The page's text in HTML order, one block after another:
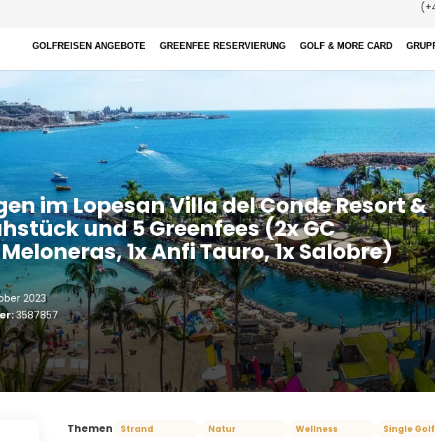
GOLFREISEN ANGEBOTE GREENFEE RESERVIERUNG GOLF & MORE CARD
im Lopesan Villa del Conde Resort &
und 5 Greenfees (2x GC
1x Anfi Tauro, 1x Salobre)
2023
3587857
Themen Strand Natur Wellness Single